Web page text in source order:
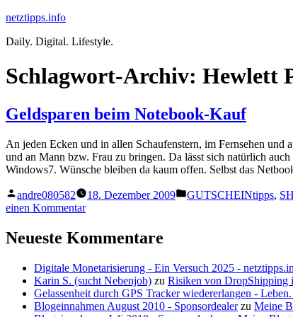
Zum
springen
netztipps.info
Daily. Digital. Lifestyle.
Schlagwort-Archiv: Hewlett
Geldsparen beim Notebook-Kauf
An jeden Ecken und in allen Schaufenstern, im Fernsehen
und an Mann bzw. Frau zu bringen. Da lässt sich natürlich
Windows7. Wünsche bleiben da kaum offen. Selbst das
Veröffentlicht
von
andre080582 18. Dezember 2009
Veröffentlicht
GUTSCHEINtipps,
einen Kommentarzu
Notebook-
Neueste Kommentare
Digitale Monetarisierung - Ein Versuch 2025 -
Karin S. (sucht Nebenjob) zu Risiken von DropShipping
Gelassenheit durch GPS Tracker wiedererlangen -
Blogeinnahmen August 2010 - Sponsordealerzu Meine